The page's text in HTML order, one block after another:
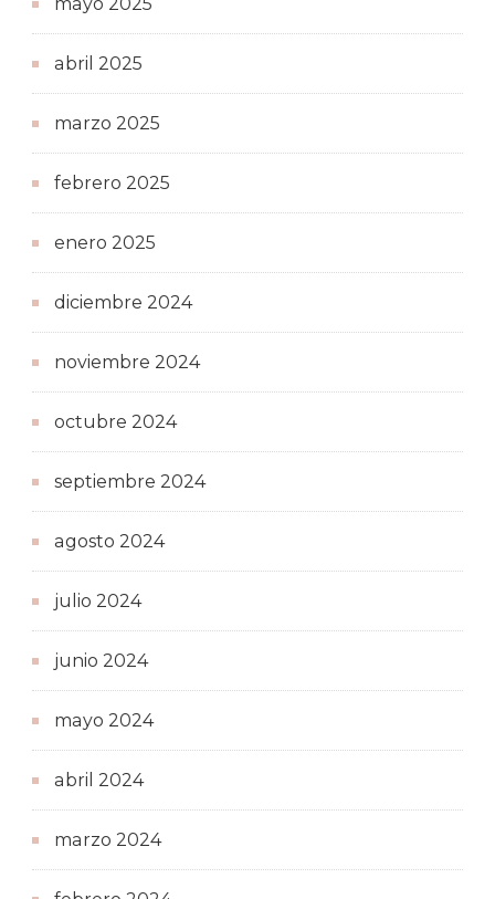
abril 2025
marzo 2025
febrero 2025
enero 2025
diciembre 2024
noviembre 2024
octubre 2024
septiembre 2024
agosto 2024
julio 2024
junio 2024
mayo 2024
abril 2024
marzo 2024